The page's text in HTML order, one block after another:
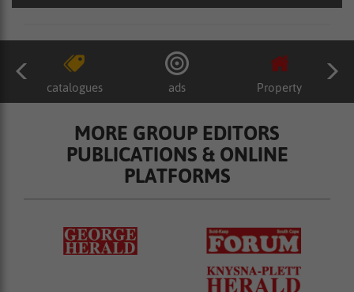
catalogues ads Property
MORE GROUP EDITORS
PUBLICATIONS & ONLINE
PLATFORMS